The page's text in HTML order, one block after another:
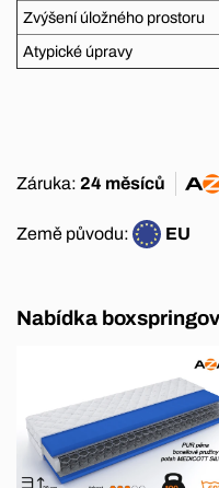
Zvýšení úložného prostoru
Atypické úpravy
Záruka: 24 měsíců
Země původu: EU
Nabídka